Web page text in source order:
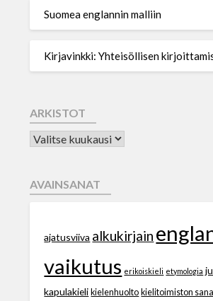
Suomea englannin malliin
Kirjavinkki: Yhteisöllisen
ARKISTOT
AVAINSANAT
ajatusviiva alkukirjain
vaikutus erikoiskieli etymologia
kapulakieli kielenhuolto kielitoimiston